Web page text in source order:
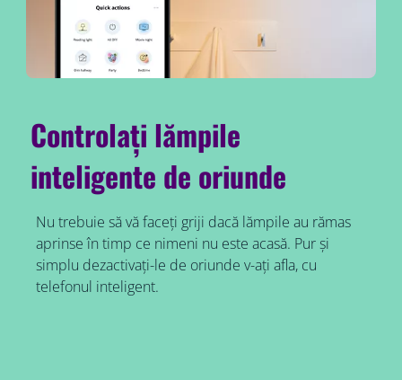
Controlați lămpile
inteligente de oriunde
Nu trebuie să vă faceți griji dacă lămpile au rămas
aprinse în timp ce nimeni nu este acasă. Pur și
simplu dezactivați-le de oriunde v-ați afla, cu
telefonul inteligent.